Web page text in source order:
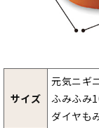
サイズ
元気ニギ
ふみふみ
ダイヤも